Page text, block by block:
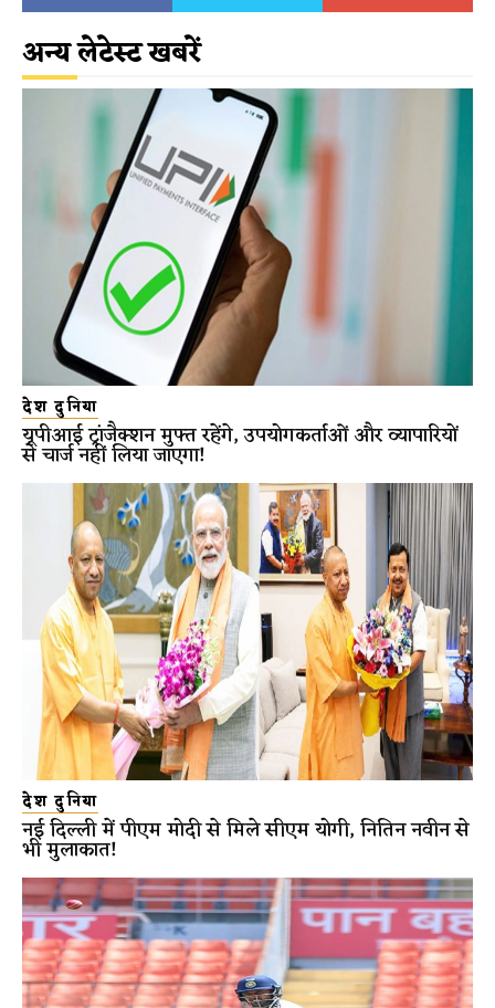
अन्य लेटेस्ट खबरें
देश दुनिया
यूपीआई ट्रांजैक्शन मुफ्त रहेंगे, उपयोगकर्ताओं और व्यापारियों
से चार्ज नहीं लिया जाएगा!
देश दुनिया
नई दिल्ली में पीएम मोदी से मिले सीएम योगी, नितिन नवीन से
भी मुलाकात!